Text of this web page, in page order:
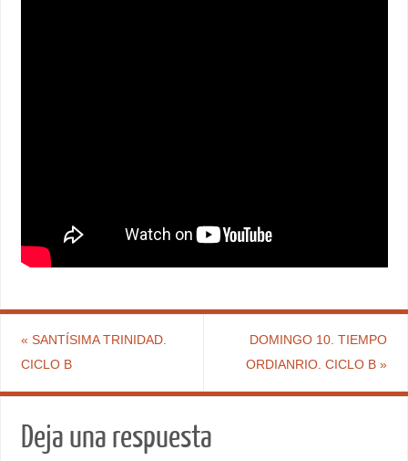
« SANTÍSIMA TRINIDAD.
CICLO B
DOMINGO 10. TIEMPO
ORDIANRIO. CICLO B»
Deja una respuesta